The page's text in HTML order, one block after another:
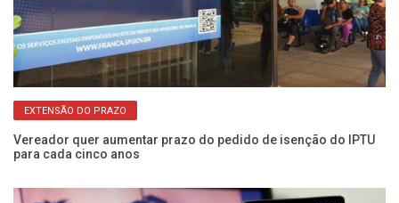
EXTENSÃO DO PRAZO
Vereador quer aumentar prazo do pedido de isenção do IPTU
para cada cinco anos